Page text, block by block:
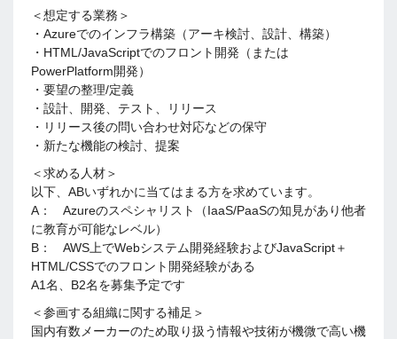
＜想定する業務＞
・Azureでのインフラ構築（アーキ検討、設計、構築）
・HTML/JavaScriptでのフロント開発（または
PowerPlatform開発）
・要望の整理/定義
・設計、開発、テスト、リリース
・リリース後の問い合わせ対応などの保守
・新たな機能の検討、提案
＜求める人材＞
以下、ABいずれかに当てはまる方を求めています。
A： Azureのスペシャリスト（IaaS/PaaSの知見があり他者
に教育が可能なレベル）
B： AWS上でWebシステム開発経験およびJavaScript＋
HTML/CSSでのフロント開発経験がある
A1名、B2名を募集予定です
＜参画する組織に関する補足＞
国内有数メーカーのため取り扱う情報や技術が機微で高い機